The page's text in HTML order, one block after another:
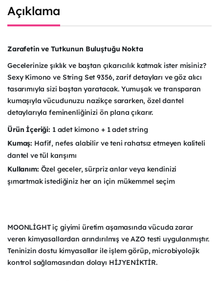
Açıklama
Zarafetin ve Tutkunun Buluştuğu Nokta
Gecelerinize şıklık ve baştan çıkarıcılık katmak ister misiniz?
Sexy Kimono ve String Set 9356, zarif detayları ve göz alıcı
tasarımıyla sizi baştan yaratacak. Yumuşak ve transparan
kumaşıyla vücudunuzu nazikçe sararken, özel dantel
detaylarıyla feminenliğinizi ön plana çıkarır.
Ürün İçeriği: 1 adet kimono + 1 adet string
Kumaş: Hafif, nefes alabilir ve teni rahatsız etmeyen kaliteli
dantel ve tül karışımı
Kullanım: Özel geceler, sürpriz anlar veya kendinizi
şımartmak istediğiniz her an için mükemmel seçim
MOONLİGHT iç giyimi üretim aşamasında vücuda zarar
veren kimyasallardan arındırılmış ve AZO testi uygulanmıştır.
Teninizin dostu kimyasallar ile işlem görüp, microbiyolojik
kontrol sağlamasından dolayı HİJYENİKTİR.